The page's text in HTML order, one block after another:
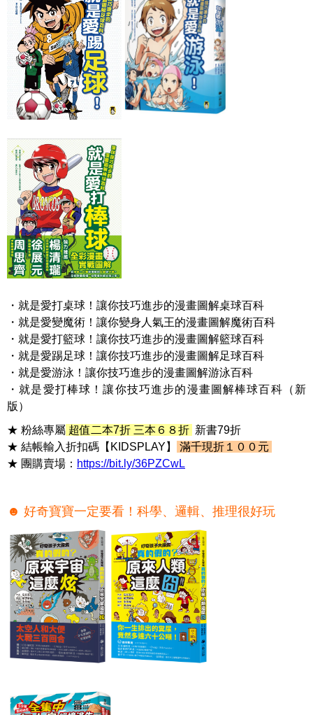
・就是愛打桌球！讓你技巧進步的漫畫圖解桌球百科
・就是愛變魔術！讓你變身人氣王的漫畫圖解魔術百科
・就是愛打籃球！讓你技巧進步的漫畫圖解籃球百科
・就是愛踢足球！讓你技巧進步的漫畫圖解足球百科
・就是愛游泳！讓你技巧進步的漫畫圖解游泳百科
・就是愛打棒球！讓你技巧進步的漫畫圖解棒球百科（新
版）
★ 粉絲專屬 超值二本7折 三本６８折 新書79折
★ 結帳輸入折扣碼【KIDSPLAY】
滿千現折１００元
★ 團購賣場： https://bit.ly/36PZCwL
☻ 好奇寶寶一定要看！科學、邏輯、推理很好玩